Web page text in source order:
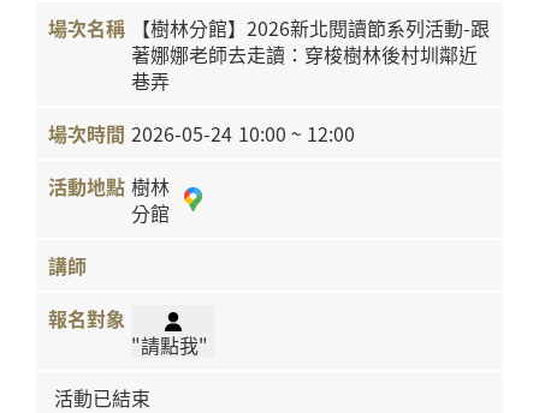
【樹林分館】2026新北閱讀節系列活動-跟
著娜娜老師去走讀：穿梭樹林後村圳鄰近
巷弄
2026-05-24 10:00 ~ 12:00
樹林
分館
"請點我"
活動已結束